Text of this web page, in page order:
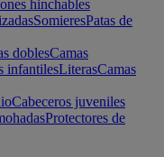
hinchables
SomieresPatas de
doblesCamas
infantilesLiterasCamas
Cabeceros juveniles
Protectores de